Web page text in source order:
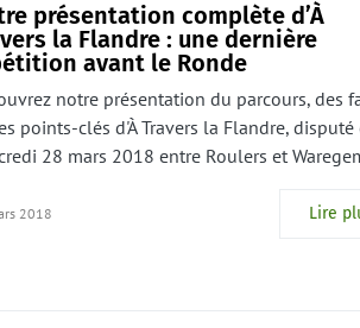
présentation complète d’À
la Flandre : une dernière
avant le Ronde
notre présentation du parcours, des
points-clés d'À Travers la Flandre, disputé
28 mars 2018 entre Roulers et
2018 Lire